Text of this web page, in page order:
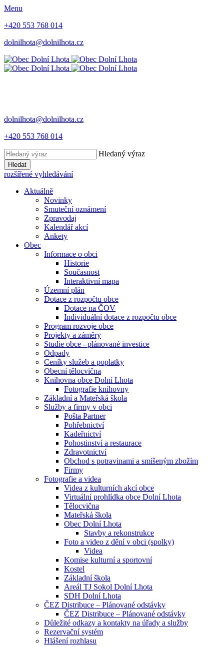
Menu
+420 553 768 014
dolnilhota@dolnilhota.cz
dolnilhota@dolnilhota.cz
+420 553 768 014
Hledaný výraz
Hledat
rozšířené vyhledávání
Aktuálně
Novinky
Smuteční oznámení
Zpravodaj
Kalendář akcí
Ankety
Obec
Informace o obci
Historie
Současnost
Interaktivní mapa
Územní plán
Dotace z rozpočtu obce
Dotace na ČOV
Individuální dotace z rozpočtu obce
Program rozvoje obce
Projekty a záměry
Studie obce - plánované investice
Odpady
Ceníky služeb a poplatky
Obecní tělocvična
Knihovna obce Dolní Lhota
Fotografie knihovny
Základní a Mateřská škola
Služby a firmy v obci
Pošta Partner
Pohřebnictví
Kadeřnictví
Pohostinství a restaurace
Zdravotnictví
Obchod s potravinami a smíšeným zbožím
Firmy
Fotografie a videa
Videa z kulturních akcí obce
Virtuální prohlídka obce Dolní Lhota
Tělocvična
Mateřská škola
Obec Dolní Lhota
Stavby a rekonstrukce
Foto a video z dění v obci (spolky)
Videa
Komise kulturní a sportovní
Kostel
Základní škola
Areál TJ Sokol Dolní Lhota
SDH Dolní Lhota
ČEZ Distribuce – Plánované odstávky
ČEZ Distribuce – Plánované odstávky
Důležité odkazy a kontakty na úřady a služby
Rezervační systém
Hlášení rozhlasu